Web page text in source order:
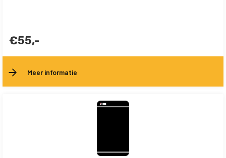
€55,-
Meer informatie